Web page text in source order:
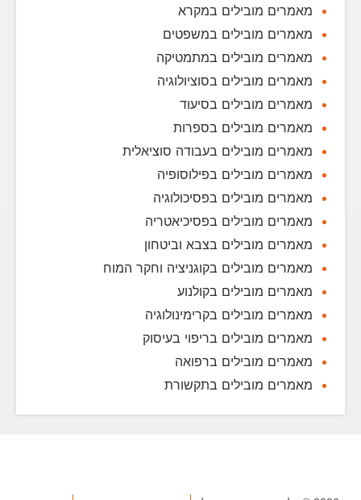
מאמרים מובילים במקרא
מאמרים מובילים במשפטים
מאמרים מובילים במתמטיקה
מאמרים מובילים בסוציולוגיה
מאמרים מובילים בסיעוד
מאמרים מובילים בספרות
מאמרים מובילים בעבודה סוציאלית
מאמרים מובילים בפילוסופיה
מאמרים מובילים בפסיכולוגיה
מאמרים מובילים בפסיכיאטריה
מאמרים מובילים בצבא וביטחון
מאמרים מובילים בקוגניציה וחקר המוח
מאמרים מובילים בקולנוע
מאמרים מובילים בקרימינולוגיה
מאמרים מובילים בריפוי בעיסוק
מאמרים מובילים ברפואה
מאמרים מובילים בתקשורת